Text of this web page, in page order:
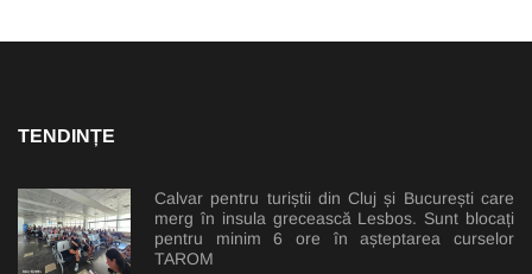
TENDINȚE
Calvar pentru turiștii din Cluj și București care
merg în insula grecească Lesbos. Sunt blocați
pentru minim 6 ore în așteptarea curselor
TAROM